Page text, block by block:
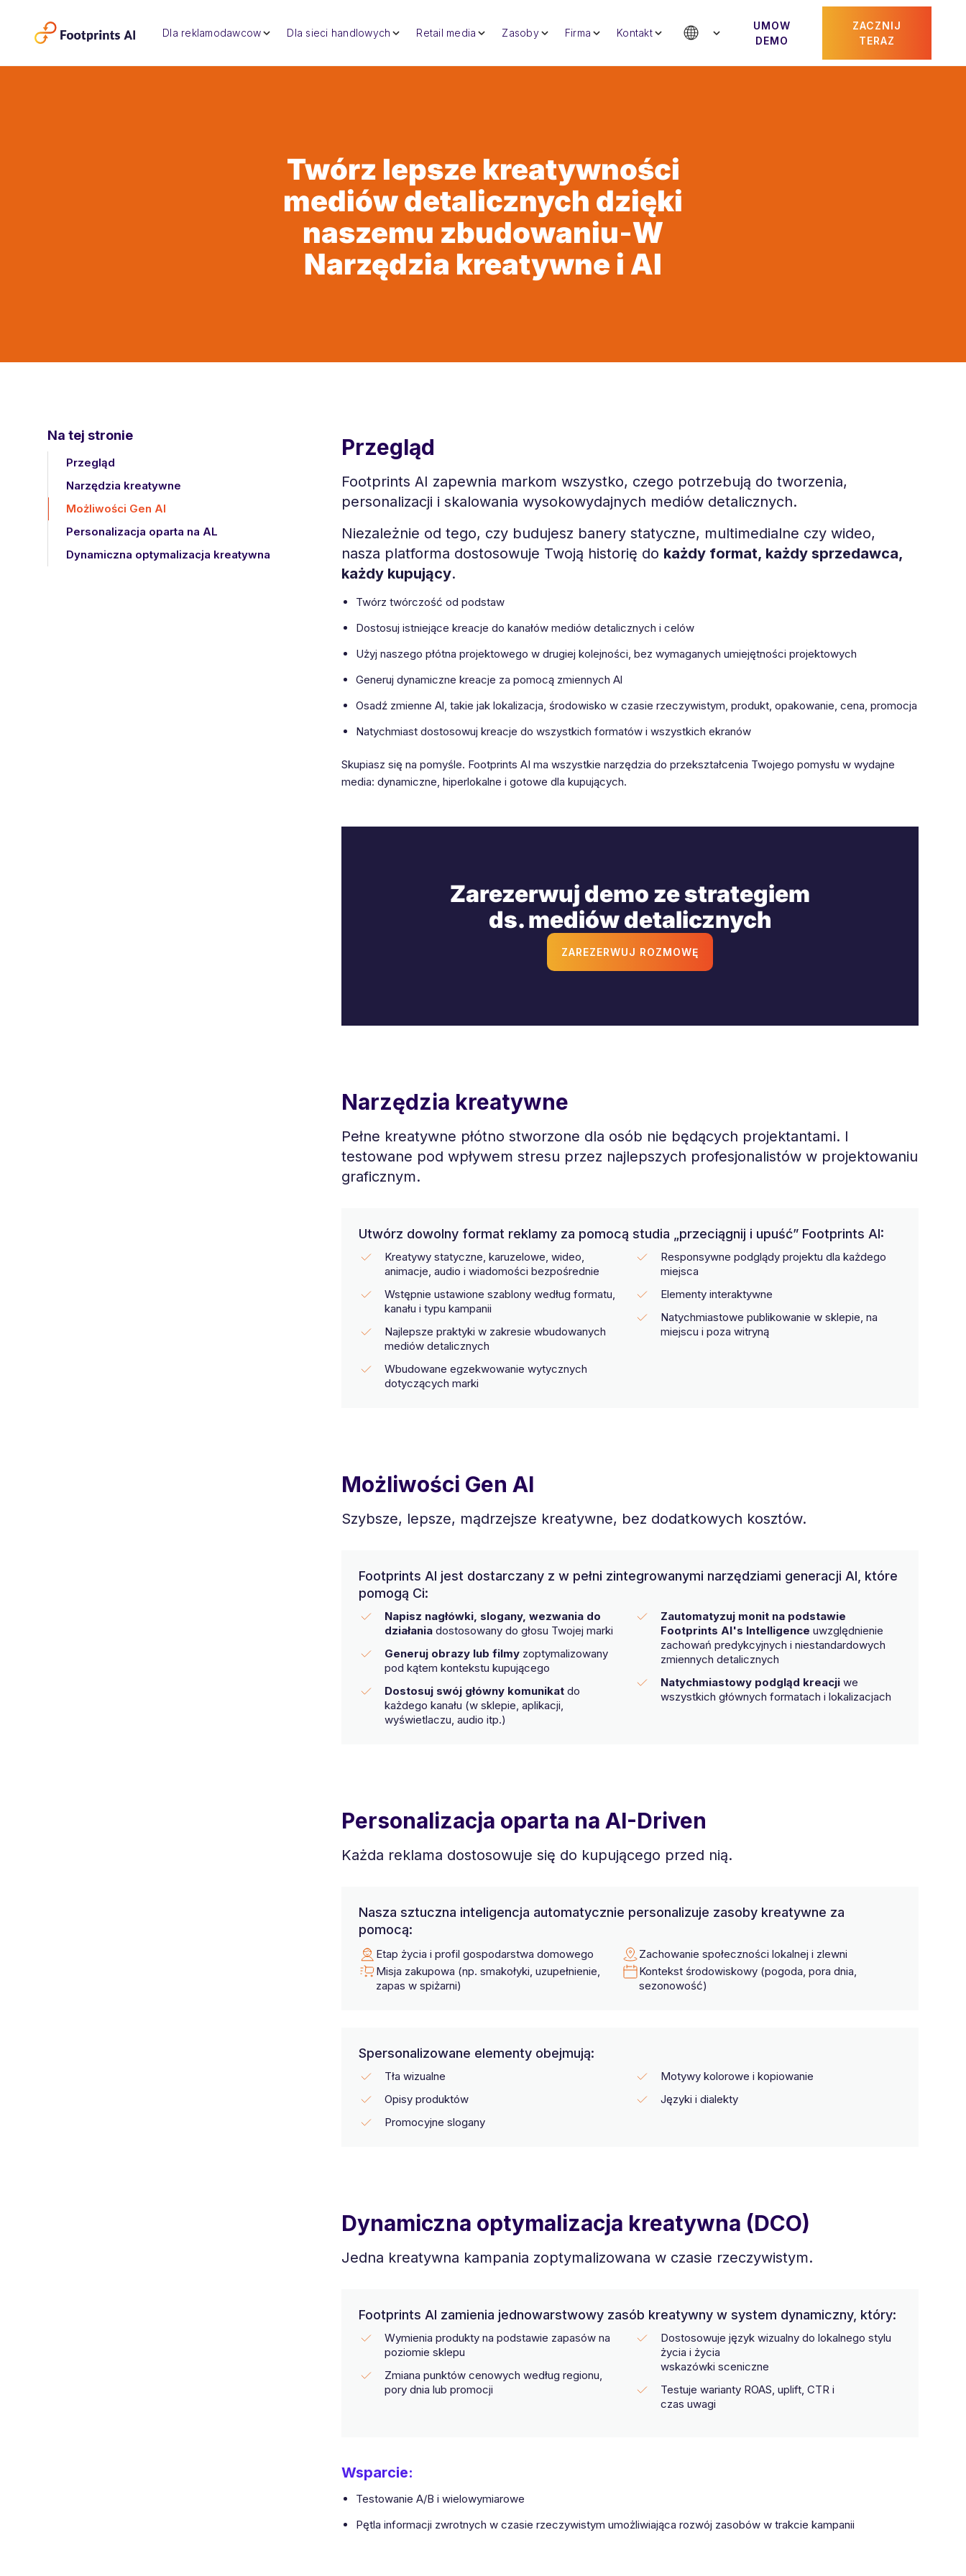
Dla reklamodawcow Dla sieci handlowych Retail media Zasoby Firma Kontakt
UMOW
DEMO
ZACZNIJ
TERAZ
Twórz lepsze kreatywności
mediów detalicznych dzięki
naszemu zbudowaniu-W
Narzędzia kreatywne i Al
Na tej stronie
Przegląd
Narzędzia kreatywne
Możliwości Gen AI
Personalizacja oparta na AL
Dynamiczna optymalizacja kreatywna
Przegląd
Footprints AI zapewnia markom wszystko, czego potrzebują do tworzenia,
personalizacji i skalowania wysokowydajnych mediów detalicznych.
Niezależnie od tego, czy budujesz banery statyczne, multimedialne czy wideo,
nasza platforma dostosowuje Twoją historię do każdy format, każdy sprzedawca,
każdy kupujący.
Twórz twórczość od podstaw
Dostosuj istniejące kreacje do kanałów mediów detalicznych i celów
Użyj naszego płótna projektowego w drugiej kolejności, bez wymaganych umiejętności projektowych
Generuj dynamiczne kreacje za pomocą zmiennych Al
Osadź zmienne Al, takie jak lokalizacja, środowisko w czasie rzeczywistym, produkt, opakowanie, cena, promocja
Natychmiast dostosowuj kreacje do wszystkich formatów i wszystkich ekranów
Skupiasz się na pomyśle. Footprints AI ma wszystkie narzędzia do przekształcenia Twojego pomysłu w wydajne
media: dynamiczne, hiperlokalne i gotowe dla kupujących.
Zarezerwuj demo ze strategiem
ds. mediów detalicznych
ZAREZERWUJ ROZMOWĘ
Narzędzia kreatywne
Pełne kreatywne płótno stworzone dla osób nie będących projektantami. I
testowane pod wpływem stresu przez najlepszych profesjonalistów w projektowaniu
graficznym.
Utwórz dowolny format reklamy za pomocą studia „przeciągnij i upuść” Footprints AI:
Kreatywy statyczne, karuzelowe, wideo,
animacje, audio i wiadomości bezpośrednie
Wstępnie ustawione szablony według formatu,
kanału i typu kampanii
Najlepsze praktyki w zakresie wbudowanych
mediów detalicznych
Wbudowane egzekwowanie wytycznych
dotyczących marki
Responsywne podglądy projektu dla każdego
miejsca
Elementy interaktywne
Natychmiastowe publikowanie w sklepie, na
miejscu i poza witryną
Możliwości Gen AI
Szybsze, lepsze, mądrzejsze kreatywne, bez dodatkowych kosztów.
Footprints AI jest dostarczany z w pełni zintegrowanymi narzędziami generacji AI, które
pomogą Ci:
Napisz nagłówki, slogany, wezwania do
działania dostosowany do głosu Twojej marki
Generuj obrazy lub filmy zoptymalizowany
pod kątem kontekstu kupującego
Dostosuj swój główny komunikat do
każdego kanału (w sklepie, aplikacji,
wyświetlaczu, audio itp.)
Zautomatyzuj monit na podstawie
Footprints AI's Intelligence uwzględnienie
zachowań predykcyjnych i niestandardowych
zmiennych detalicznych
Natychmiastowy podgląd kreacjiwe
wszystkich głównych formatach i lokalizacjach
Personalizacja oparta na AI-Driven
Każda reklama dostosowuje się do kupującego przed nią.
Nasza sztuczna inteligencja automatycznie personalizuje zasoby kreatywne za
pomocą:
Etap życia i profil gospodarstwa domowego
Misja zakupowa (np. smakołyki, uzupełnienie,
zapas w spiżarni)
Zachowanie społeczności lokalnej i zlewni
Kontekst środowiskowy (pogoda, pora dnia,
sezonowość)
Spersonalizowane elementy obejmują:
Tła wizualne
Opisy produktów
Promocyjne slogany
Motywy kolorowe i kopiowanie
Języki i dialekty
Dynamiczna optymalizacja kreatywna (DCO)
Jedna kreatywna kampania zoptymalizowana w czasie rzeczywistym.
Footprints AI zamienia jednowarstwowy zasób kreatywny w system dynamiczny, który:
Wymienia produkty na podstawie zapasów na
poziomie sklepu
Zmiana punktów cenowych według regionu,
pory dnia lub promocji
Dostosowuje język wizualny do lokalnego stylu
życia i życia
wskazówki sceniczne
Testuje warianty ROAS, uplift, CTR i
czas uwagi
Wsparcie:
Testowanie A/B i wielowymiarowe
Pętla informacji zwrotnych w czasie rzeczywistym umożliwiająca rozwój zasobów w trakcie kampanii